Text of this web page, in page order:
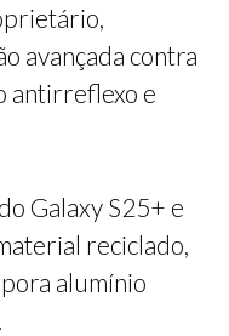
avançada contra
antirreflexo e
Galaxy S25+ e
reciclado,
alumínio